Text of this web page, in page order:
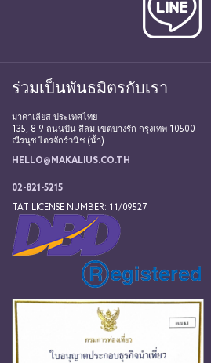
ร่วมเป็นพันธมิตรกับเรา
มาคาเลียส ประเทศไทย
135, 8-9 ถนนปัน สีลม เขตบางรัก กรุงเทพ 10500
ณีรนุช ไตรจักร์วนิช (น้ำ)
HELLO@MAKALIUS.CO.TH
02-821-5215
TAT LICENSE NUMBER: 11/09527